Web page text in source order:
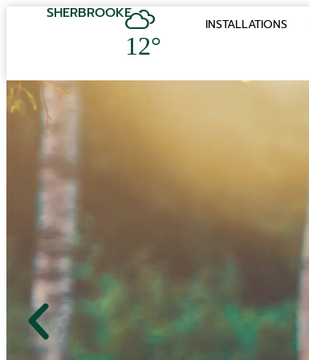
SHERBROOKE
12°
INSTALLATIONS